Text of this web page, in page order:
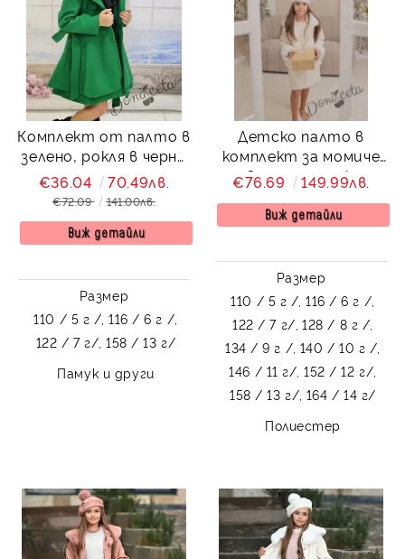
Комплект от палто в
зелено, рокля в черно
и чанта
€36.04 70.49лв.
€72.09 141.00лв.
Виж детайли
Размер
110 / 5 г /, 116 / 6 г /,
122 / 7 г/, 158 / 13 г/
Памук и други
Детско палто в
комплект за момиче
от 3 части с рокля и
барета Лилана
€76.69 149.99лв.
Виж детайли
Размер
110 / 5 г /, 116 / 6 г /,
122 / 7 г/, 128 / 8 г /,
134 / 9 г /, 140 / 10 г /,
146 / 11 г/, 152 / 12 г/,
158 / 13 г/, 164 / 14 г/
Полиестер